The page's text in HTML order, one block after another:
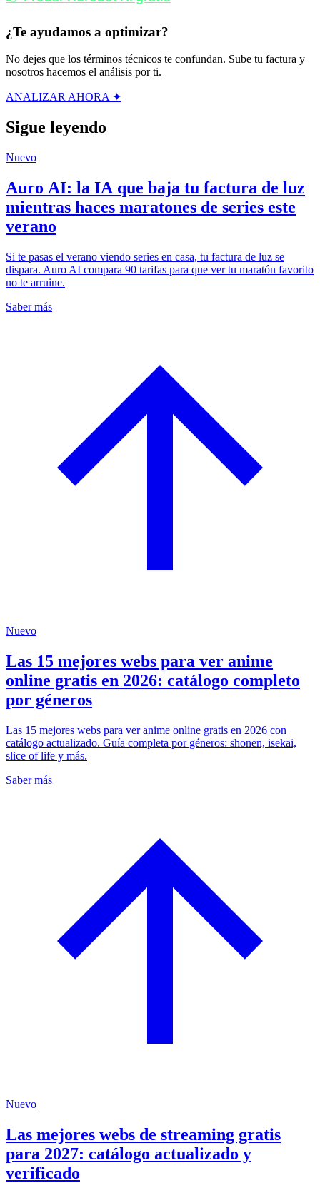
¿Te ayudamos a optimizar?
No dejes que los términos técnicos te confundan. Sube tu factura y
nosotros hacemos el análisis por ti.
ANALIZAR AHORA ✦
Sigue leyendo
Nuevo
Auro AI: la IA que baja tu factura de luz
mientras haces maratones de series este
verano
Si te pasas el verano viendo series en casa, tu factura de luz se
dispara. Auro AI compara 90 tarifas para que ver tu maratón favorito
no te arruine.
Saber más
Nuevo
Las 15 mejores webs para ver anime
online gratis en 2026: catálogo completo
por géneros
Las 15 mejores webs para ver anime online gratis en 2026 con
catálogo actualizado. Guía completa por géneros: shonen, isekai,
slice of life y más.
Saber más
Nuevo
Las mejores webs de streaming gratis
para 2027: catálogo actualizado y
verificado